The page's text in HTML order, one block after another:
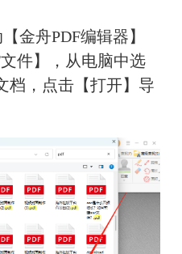
金舟PDF编辑器】
件】，从电脑中选
档，点击【打开】导